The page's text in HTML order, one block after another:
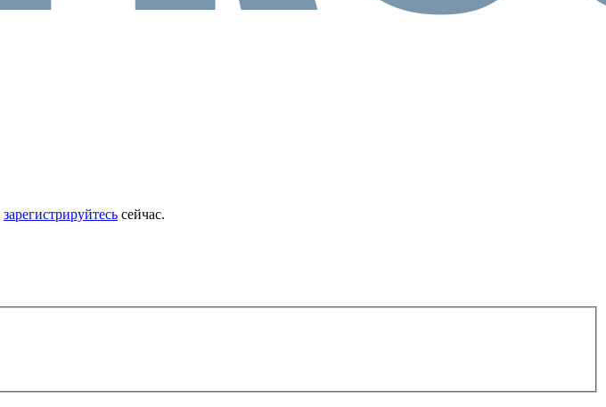
зарегистрируйтесь сейчас.